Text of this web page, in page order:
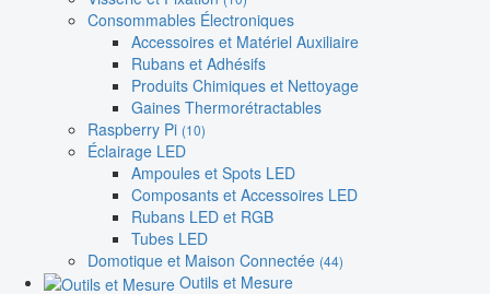
Consommables Électroniques
Accessoires et Matériel Auxiliaire
Rubans et Adhésifs
Produits Chimiques et Nettoyage
Gaines Thermorétractables
Raspberry Pi (10)
Éclairage LED
Ampoules et Spots LED
Composants et Accessoires LED
Rubans LED et RGB
Tubes LED
Domotique et Maison Connectée (44)
Outils et Mesure